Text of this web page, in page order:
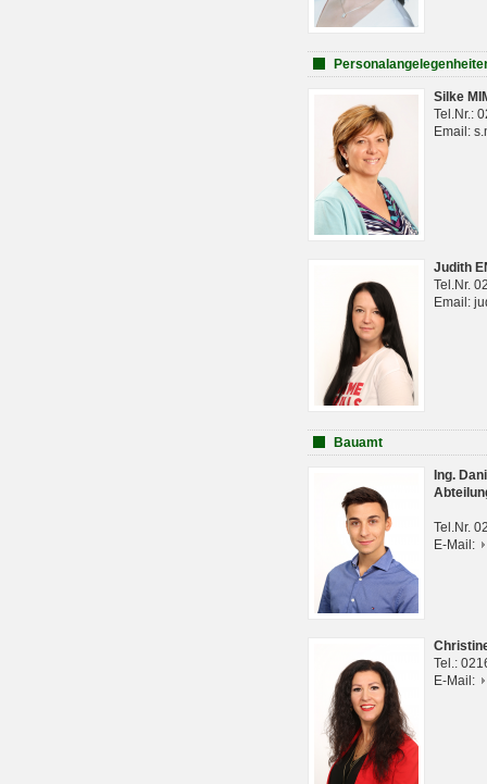
Silke
Tel.Nr.:
Email:
Judith
Tel.Nr.
Email:
Bauamt
Ing.
Tel.Nr.
E-Mail:
Tel.:
E-Mail: